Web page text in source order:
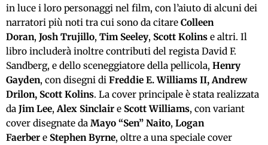
in luce i loro personaggi nel film, con l’aiuto di alcuni dei
narratori più noti tra cui sono da citare Colleen
Doran, Josh Trujillo, Tim Seeley, Scott Kolins e altri. Il
libro includerà inoltre contributi del regista David F.
Sandberg, e dello sceneggiatore della pellicola, Henry
Gayden, con disegni di Freddie E. Williams II, Andrew
Drilon, Scott Kolins. La cover principale è stata realizzata
da Jim Lee,Alex Sinclair e Scott Williams, con variant
cover disegnate da Mayo “Sen” Naito, Logan
Faerber e Stephen Byrne, oltre a una speciale cover